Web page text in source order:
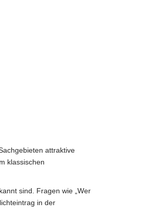
attraktive
klassischen
sind. Fragen wie „Wer
in der